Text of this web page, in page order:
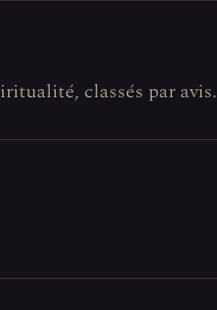
classés par avis.